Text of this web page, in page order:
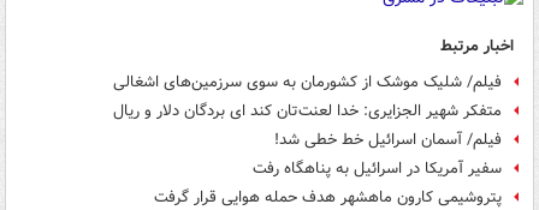
اخبار مرتبط
فیلم/ شلیک موشک از کشورمان به سوی سرزمین‌های اشغالی
متفکر شهیر الجزایری: خدا لعنت‌تان کند ای بردگان دلار و ریال
فیلم/ آسمان اسرائیل خط خطی شد!
سفیر آمریکا در اسرائیل به پناهگاه رفت
پتروشیمی کارون ماهشهر هدف حمله هوایی قرار گرفت